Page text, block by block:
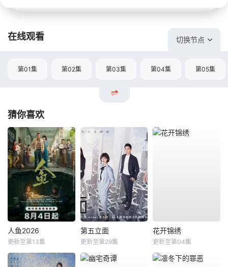
在线观看 切换节点
第01集 第02集 第03集 第04集 第05集
猜你喜欢
人鱼2026
更新至第13集
第五立面
更新至第29集
花开锦绣
更新至第04集